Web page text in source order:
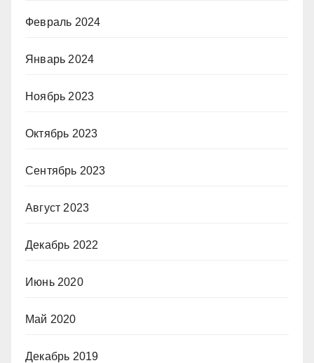
Февраль 2024
Январь 2024
Ноябрь 2023
Октябрь 2023
Сентябрь 2023
Август 2023
Декабрь 2022
Июнь 2020
Май 2020
Декабрь 2019